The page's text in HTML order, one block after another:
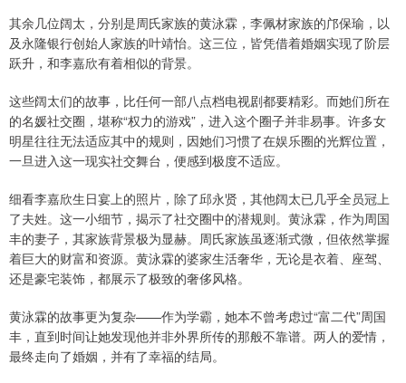
其余几位阔太，分别是周氏家族的黄泳霖，李佩材家族的邝保瑜，以
及永隆银行创始人家族的叶靖怡。这三位，皆凭借着婚姻实现了阶层
跃升，和李嘉欣有着相似的背景。
这些阔太们的故事，比任何一部八点档电视剧都要精彩。而她们所在
的名媛社交圈，堪称“权力的游戏”，进入这个圈子并非易事。许多女
明星往往无法适应其中的规则，因她们习惯了在娱乐圈的光辉位置，
一旦进入这一现实社交舞台，便感到极度不适应。
细看李嘉欣生日宴上的照片，除了邱永贤，其他阔太已几乎全员冠上
了夫姓。这一小细节，揭示了社交圈中的潜规则。黄泳霖，作为周国
丰的妻子，其家族背景极为显赫。周氏家族虽逐渐式微，但依然掌握
着巨大的财富和资源。黄泳霖的婆家生活奢华，无论是衣着、座驾、
还是豪宅装饰，都展示了极致的奢侈风格。
黄泳霖的故事更为复杂——作为学霸，她本不曾考虑过“富二代”周国
丰，直到时间让她发现他并非外界所传的那般不靠谱。两人的爱情，
最终走向了婚姻，并有了幸福的结局。